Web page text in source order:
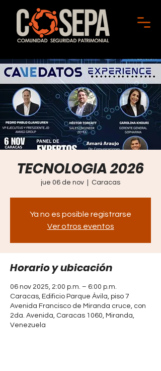
TECNOLOGIA 2026
jue 06 de nov Caracas
Ya no es posible registrarse
Ver otros eventos
Horario y ubicación
06 nov 2025, 2:00 p.m. – 6:00 p.m.
Caracas, Edificio Parque Ávila, piso 7
Avenida Francisco de Miranda cruce, con
2da. Avenida, Caracas 1060, Miranda,
Venezuela